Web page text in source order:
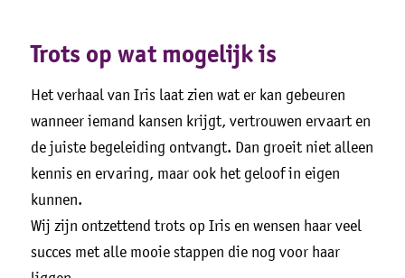
Trots op wat mogelijk is
Het verhaal van Iris laat zien wat er kan gebeuren
wanneer iemand kansen krijgt, vertrouwen ervaart en
de juiste begeleiding ontvangt. Dan groeit niet alleen
kennis en ervaring, maar ook het geloof in eigen
kunnen.
Wij zijn ontzettend trots op Iris en wensen haar veel
succes met alle mooie stappen die nog voor haar